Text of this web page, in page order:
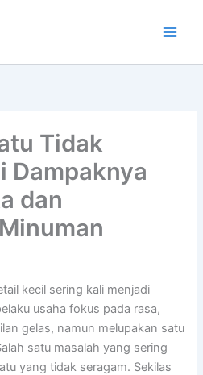
Tidak
Dampaknya
dan
kecil sering kali menjadi
usaha fokus pada rasa,
gelas, namun melupakan satu
satu masalah yang sering
yang tidak seragam. Sekilas